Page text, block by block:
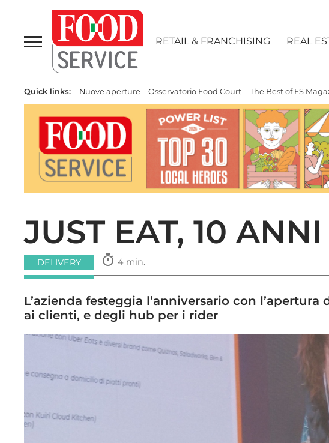
contenuto
RETAIL & FRANCHISING REAL
Quick links: Nuove aperture Osservatorio Food Court The Best of FS
JUST EAT, 10
DELIVERY timer 4 min.
L’azienda festeggia l’anniversario con
ai clienti, e degli hub per i rider